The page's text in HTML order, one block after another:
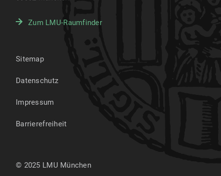
Zum LMU-Raumfinder
Sitemap
Datenschutz
Impressum
Barrierefreiheit
© 2025 LMU München